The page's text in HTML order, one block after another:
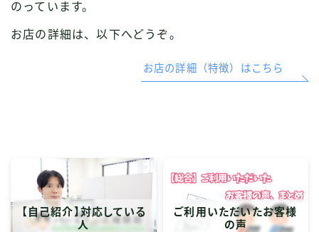
のっています。
お店の詳細は、以下へどうぞ。
お店の詳細（特徴）はこちら
【自己紹介】対応している
人
ご利用いただいたお客様
の声